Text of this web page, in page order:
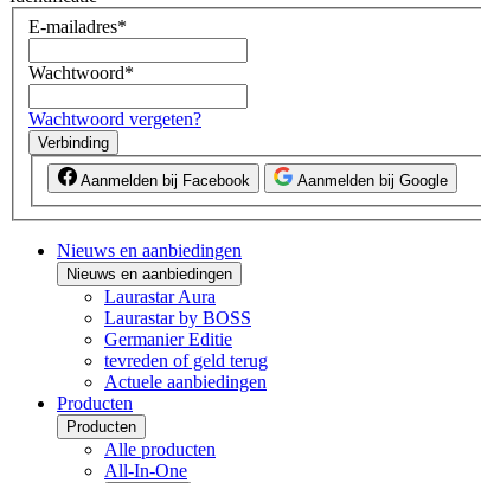
E-mailadres*
Wachtwoord*
Wachtwoord vergeten?
Verbinding
Aanmelden bij Facebook Aanmelden bij Google
Nieuws en aanbiedingen
Nieuws en aanbiedingen
Laurastar Aura
Laurastar by BOSS
Germanier Editie
tevreden of geld terug
Actuele aanbiedingen
Producten
Producten
Alle producten
All-In-One